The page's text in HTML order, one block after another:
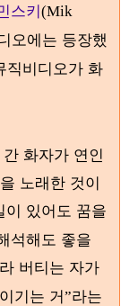
스키(Mik
오에는 등장했
직비디오가 화
화자가 연인
노래한 것이
이 있어도 꿈을
석해도 좋을
버티는 자가
기는 거”라는